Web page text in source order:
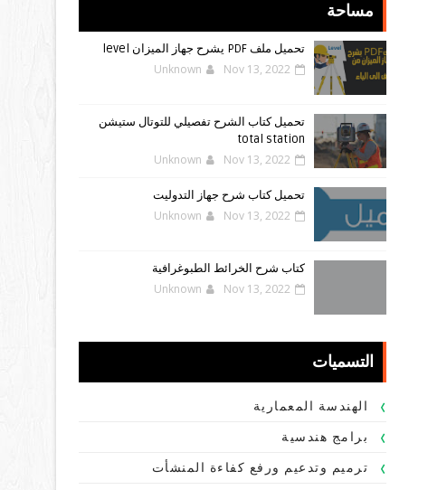
مساحة
تحميل ملف PDF يشرح جهاز الميزان level
Unknown Nov 13, 2022
تحميل كتاب الشرح تفصيلي للتوتال ستيشن
total station
Unknown Nov 13, 2022
تحميل كتاب شرح جهاز التدوليت
Unknown Nov 13, 2022
كتاب شرح الخرائط الطبوغرافية
Unknown Nov 13, 2022
التسميات
الهندسة المعمارية
برامج هندسية
ترميم وتدعيم ورفع كفاءة المنشأت